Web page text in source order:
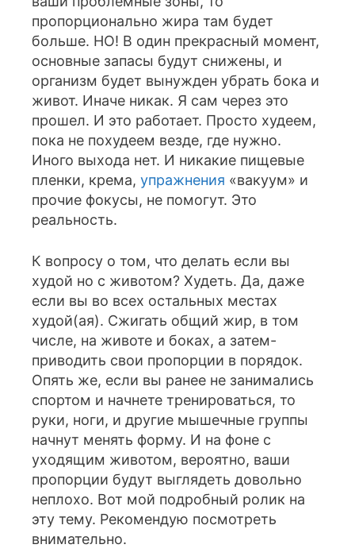
пропорционально жира там будет
больше. НО! В один прекрасный момент,
основные запасы будут снижены, и
организм будет вынужден убрать бока и
живот. Иначе никак. Я сам через это
прошел. И это работает. Просто худеем,
пока не похудеем везде, где нужно.
Иного выхода нет. И никакие пищевые
пленки, крема, упражнения «вакуум» и
прочие фокусы, не помогут. Это
реальность.
К вопросу о том, что делать если вы
худой но с животом? Худеть. Да, даже
если вы во всех остальных местах
худой(ая). Сжигать общий жир, в том
числе, на животе и боках, а затем-
приводить свои пропорции в порядок.
Опять же, если вы ранее не занимались
спортом и начнете тренироваться, то
руки, ноги, и другие мышечные группы
начнут менять форму. И на фоне с
уходящим животом, вероятно, ваши
пропорции будут выглядеть довольно
неплохо. Вот мой подробный ролик на
эту тему. Рекомендую посмотреть
внимательно.